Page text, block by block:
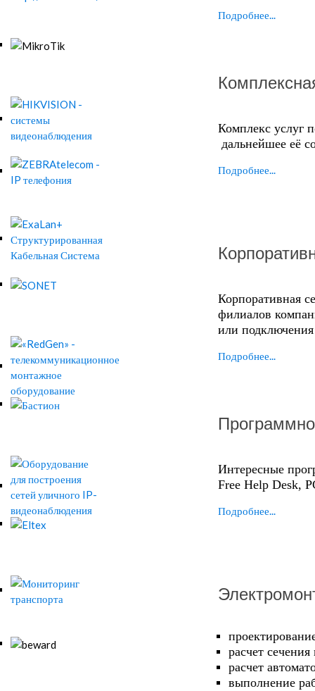
Подробнее...
Комплекс услуг
дальнейшее её
Подробнее...
Корпоративная
филиалов
или
Подробнее...
Интересные
Free Help Desk,
Подробнее...
расчет
расчет
выполнение